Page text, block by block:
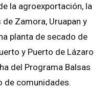
la agroexportación, la
Zamora, Uruapan y
planta de secado de
y Puerto de Lázaro
del Programa Balsas
de comunidades.